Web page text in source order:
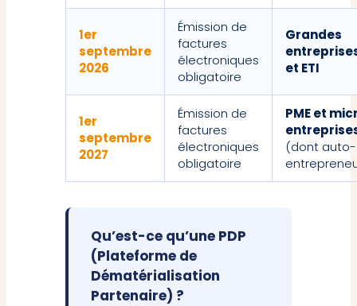
1er
septembre
2026
Émission de
factures
électroniques
obligatoire
Grandes
et ETI
1er
septembre
2027
Émission de
factures
électroniques
obligatoire
PME et
(dont auto-
Qu’est-ce qu’une PDP
(Plateforme de
Dématérialisation
Partenaire) ?